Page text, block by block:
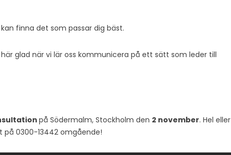
finna det som passar dig bäst.
glad när vi lär oss kommunicera på ett sätt som leder till
på Södermalm, Stockholm den 2 november. Hel eller
på 0300-13442 omgående!